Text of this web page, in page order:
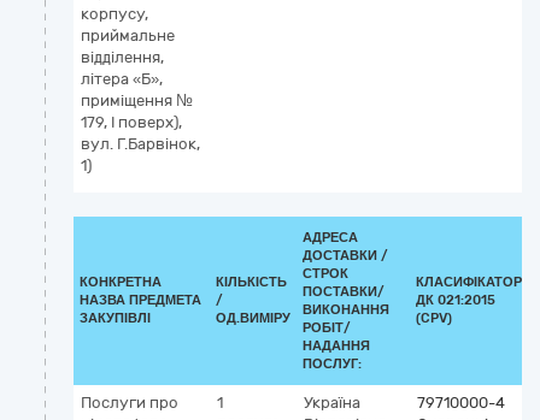
корпусу,
приймальне
відділення,
літера «Б»,
приміщення №
179, І поверх),
вул. Г.Барвінок,
1)
КОНКРЕТНА
НАЗВА ПРЕДМЕТА
ЗАКУПІВЛІ
КІЛЬКІСТЬ
/
ОД.ВИМІРУ
АДРЕСА
ДОСТАВКИ /
СТРОК
ПОСТАВКИ/
ВИКОНАННЯ
РОБІТ/
НАДАННЯ
ПОСЛУГ:
КЛАСИФІКАТОР
ДК 021:2015
(CPV)
Послуги про
1
Україна
79710000-4